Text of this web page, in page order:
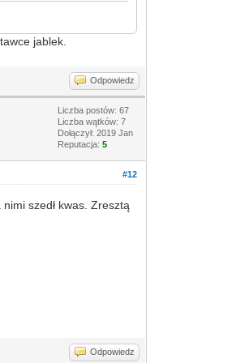
jablek.
Odpowiedz
Liczba postów: 67
Liczba wątków: 7
Dołączył: 2019 Jan
Reputacja:5
#12
szedł kwas. Zresztą
Odpowiedz